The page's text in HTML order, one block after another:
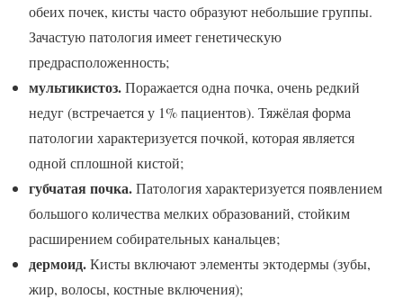
обеих почек, кисты часто образуют небольшие группы.
Зачастую патология имеет генетическую
предрасположенность;
мультикистоз.Поражается одна почка, очень редкий
недуг (встречается у 1% пациентов). Тяжёлая форма
патологии характеризуется почкой, которая является
одной сплошной кистой;
губчатая почка.Патология характеризуется появлением
большого количества мелких образований, стойким
расширением собирательных канальцев;
дермоид.Кисты включают элементы эктодермы (зубы,
жир, волосы, костные включения);